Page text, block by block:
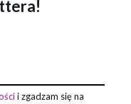
i zgadzam się na